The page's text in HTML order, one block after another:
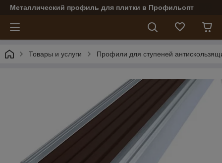
Металлический профиль для плитки в Профильопт
Товары и услуги Профили для ступеней